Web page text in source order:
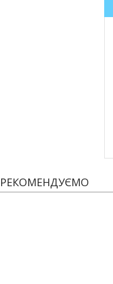
РЕКОМЕНДУЄМО